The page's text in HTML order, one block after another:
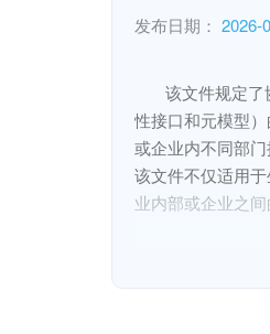
发布日期： 2026-
该文件规定
性接口和元模型
或企业内不同部
该文件不仅适用
业内部或企业之